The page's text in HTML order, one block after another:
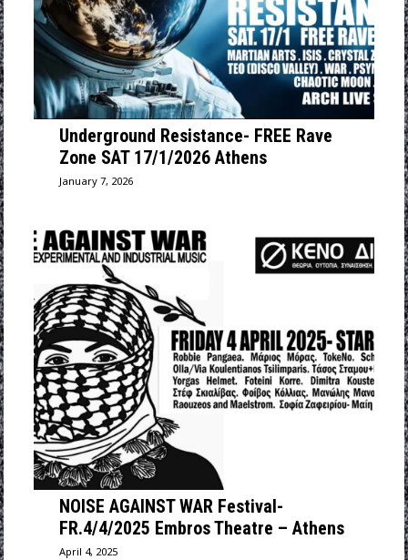
Underground Resistance- FREE Rave
Zone SAT 17/1/2026 Athens
January 7, 2026
NOISE AGAINST WAR Festival-
FR.4/4/2025 Embros Theatre – Athens
April 4, 2025